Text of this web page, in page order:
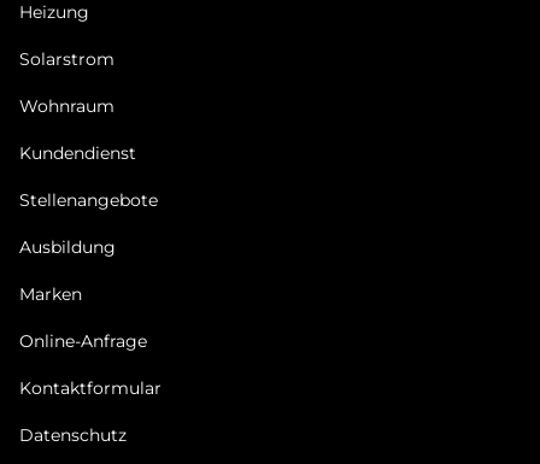
Heizung
Solarstrom
Wohnraum
Kundendienst
Stellenangebote
Ausbildung
Marken
Online-Anfrage
Kontaktformular
Datenschutz